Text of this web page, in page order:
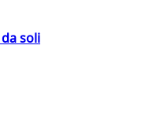
soli